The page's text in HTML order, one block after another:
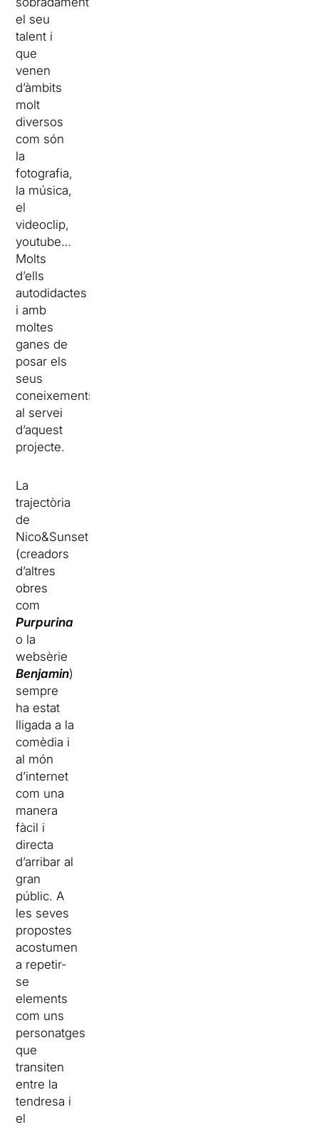
el seu
talent i
que
venen
d’àmbits
molt
diversos
com són
la
fotografia,
la música,
el
videoclip,
youtube…
Molts
d’ells
autodidactes
i amb
moltes
ganes de
posar els
seus
coneixements
al servei
d’aquest
projecte.
La
trajectòria
de
Nico&Sunset
(creadors
d’altres
obres
com
Purpurina
o la
websèrie
Benjamin)
sempre
ha estat
lligada a la
comèdia i
al món
d’internet
com una
manera
fàcil i
directa
d’arribar al
gran
públic. A
les seves
propostes
acostumen
a repetir-
se
elements
com uns
personatges
que
transiten
entre la
tendresa i
el